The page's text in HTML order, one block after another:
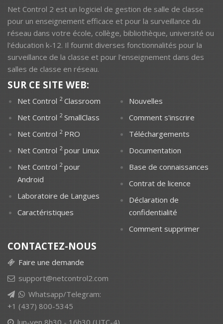
Net Control 2 est un logiciel de gestion de salle de classe
pour un enseignement efficace et pour la surveillance du
réseau dans votre école, collège, bibliothèque, université ou
l'éducation k-12. Il fournit diverses fonctionnalités pour la
surveillance de la classe et pour l'enseignement dans des
salles de classe en réseau.
SUR CE SITE WEB:
Net Control 2Classroom
Net Control 2SmallClass
Net Control 2PRO
Net Control 2pour Linux
Net Control 2pour
Android
Laboratoire de Langues
Caractéristiques
Nouvelles
Comment s'inscrire
Téléchargements
Documentation
Base de connaissances
Contrat de licence
Déclaration de
confidentialité
Comment supprimer
CONTACTEZ-NOUS
Faire une demande
support@netcontrol2.com
Whatsapp/Telegram:
+1 (437) 800-5345
lun-ven 8h30 - 16h30 (UTC-4)